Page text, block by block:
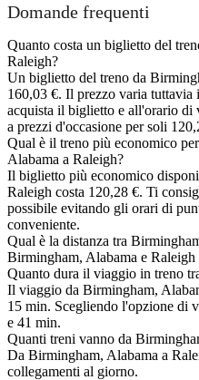
Domande frequenti
Quanto costa un biglietto del
Raleigh?
Un biglietto del treno da
160,03 €. Il prezzo varia tuttavia
acquista il biglietto e all'orario
a prezzi d'occasione per soli
Qual è il treno più economico
Alabama a Raleigh?
Il biglietto più economico
Raleigh costa 120,28 €. Ti
possibile evitando gli orari di
conveniente.
Qual è la distanza tra
Birmingham, Alabama e
Quanto dura il viaggio in treno
Il viaggio da Birmingham,
15 min. Scegliendo l'opzione di
e 41 min.
Quanti treni vanno da
Da Birmingham, Alabama a
collegamenti al giorno.